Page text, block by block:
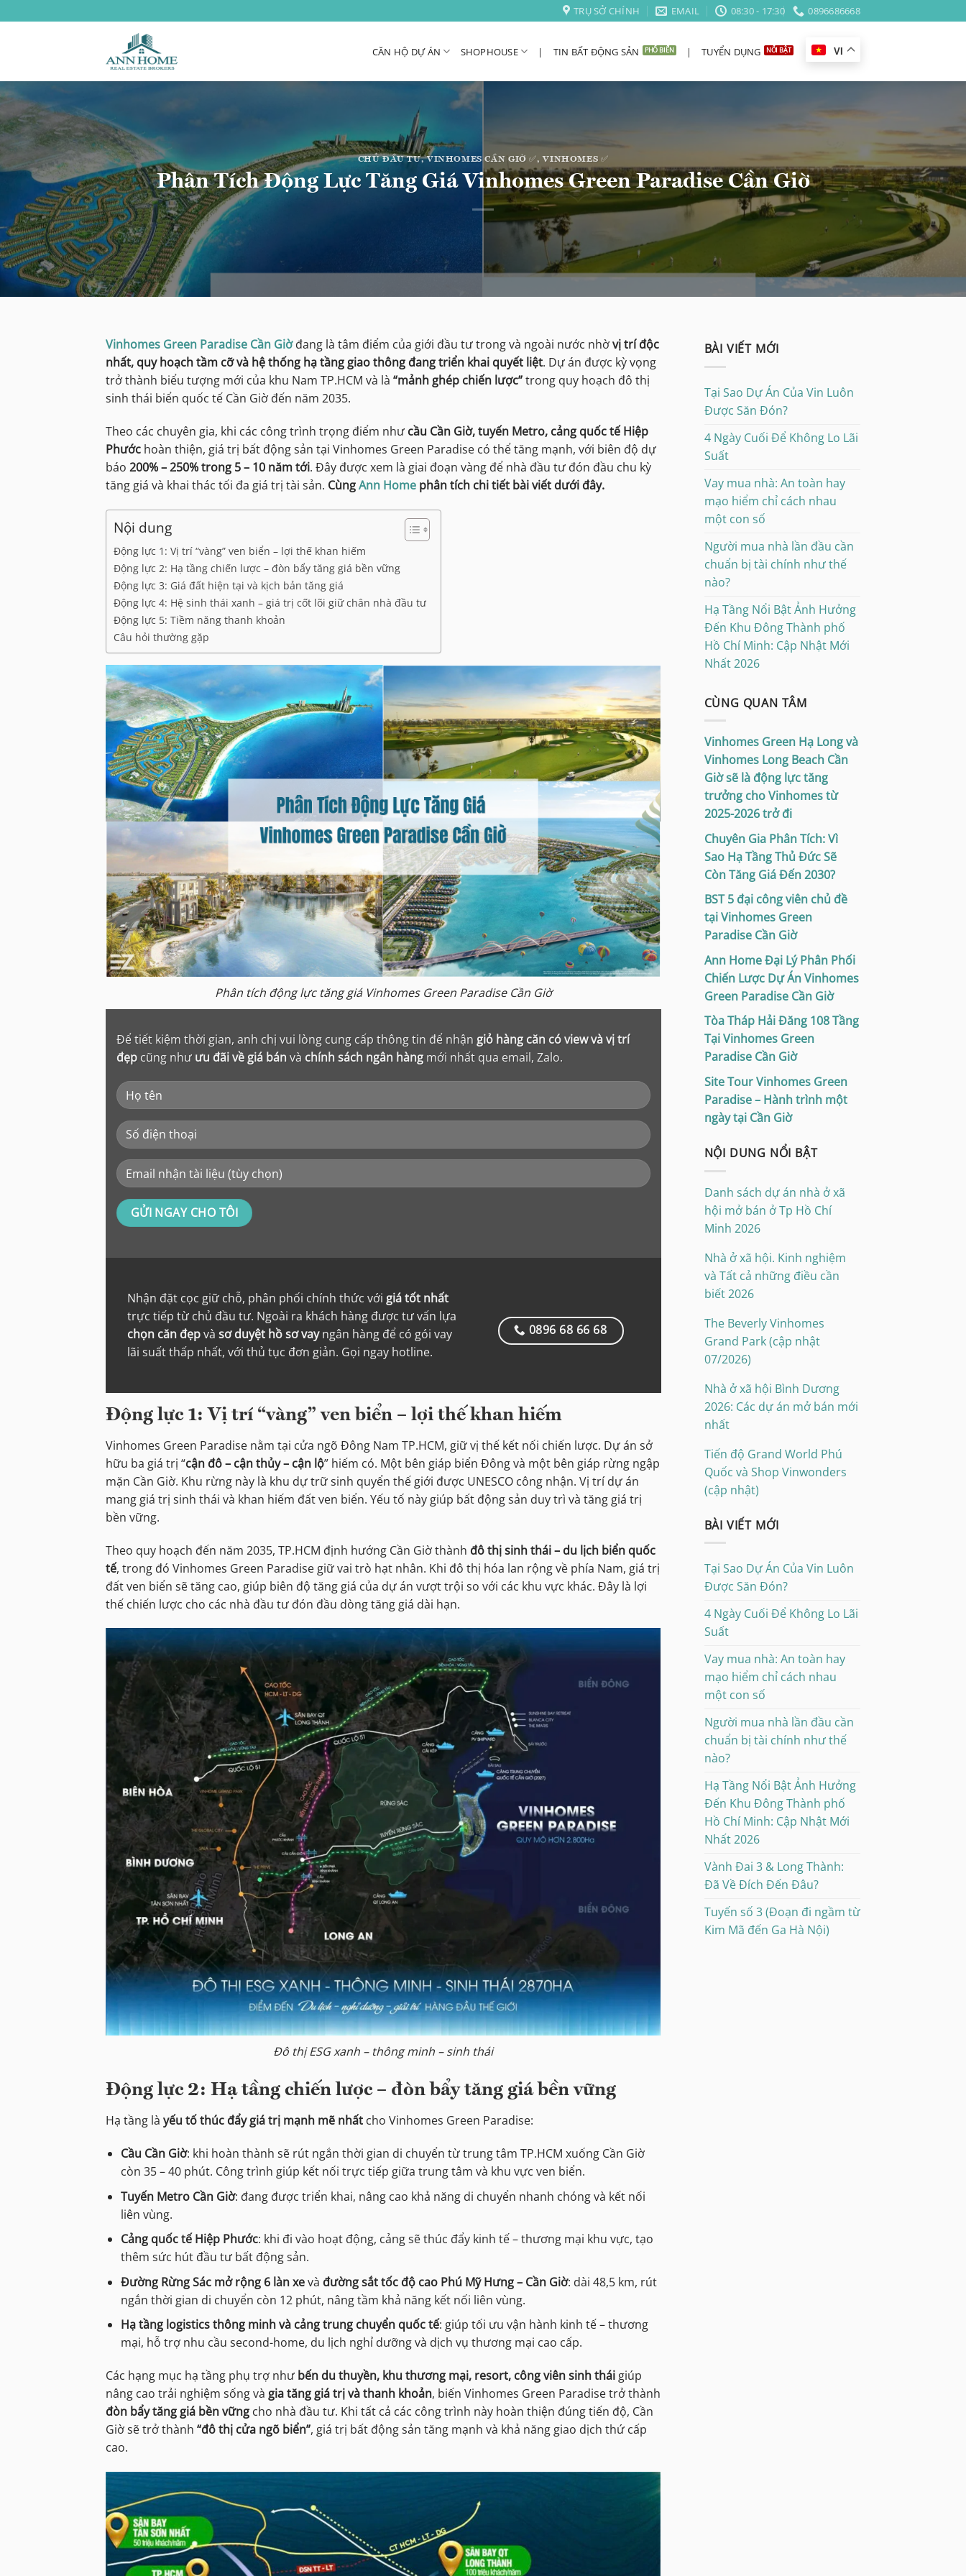
qua
TRỤ SỞ CHÍNH EMAIL 08:30 - 17:30 0896686668
CĂN HỘ DỰ ÁN SHOPHOUSE | TIN BẤT ĐỘNG SẢN | TUYỂN DỤNG VI
CHỦ ĐẦU TƯ,VINHOMES CẦN GIỜ ✅,VINHOMES ✅
Phân Tích Động Lực Tăng Giá Vinhomes Green Paradise Cần Giờ
Vinhomes Green Paradise Cần Giờđang là tâm điểm của giới đầu tư trong và ngoài nước nhờvị trí độc
nhất, quy hoạch tầm cỡ và hệ thống hạ tầng giao thông đang triển khai quyết liệt. Dự án được kỳ vọng
trở thành biểu tượng mới của khu Nam TP.HCM và là “mảnh ghép chiến lược”trong quy hoạch đô thị
sinh thái biển quốc tế Cần Giờ đến năm 2035.
Theo các chuyên gia, khi các công trình trọng điểm như cầu Cần Giờ, tuyến Metro, cảng quốc tế Hiệp
Phước hoàn thiện, giá trị bất động sản tại Vinhomes Green Paradise có thể tăng mạnh, với biên độ dự
báo 200% – 250% trong 5 – 10 năm tới. Đây được xem là giai đoạn vàng để nhà đầu tư đón đầu chu kỳ
tăng giá và khai thác tối đa giá trị tài sản. CùngAnn Home phân tích chi tiết bài viết dưới đây.
Nội dung
Động lực 1: Vị trí “vàng” ven biển – lợi thế khan hiếm
Động lực 2: Hạ tầng chiến lược – đòn bẩy tăng giá bền vững
Động lực 3: Giá đất hiện tại và kịch bản tăng giá
Động lực 4: Hệ sinh thái xanh – giá trị cốt lõi giữ chân nhà đầu tư
Động lực 5: Tiềm năng thanh khoản
Câu hỏi thường gặp
Phân tích động lực tăng giá Vinhomes Green Paradise Cần Giờ
Để tiết kiệm thời gian, anh chị vui lòng cung cấp thông tin để nhận giỏ hàng căn có view và vị trí
đẹp cũng như ưu đãi về giá bán và chính sách ngân hàng mới nhất qua email, Zalo.
Nhận đặt cọc giữ chỗ, phân phối chính thức với giá tốt nhất
trực tiếp từ chủ đầu tư. Ngoài ra khách hàng được tư vấn lựa
chọn căn đẹpvà sơ duyệt hồ sơ vayngân hàng để có gói vay
lãi suất thấp nhất, với thủ tục đơn giản. Gọi ngay hotline.
0896 68 66 68
Động lực 1: Vị trí “vàng” ven biển – lợi thế khan hiếm
Vinhomes Green Paradise nằm tại cửa ngõ Đông Nam TP.HCM, giữ vị thế kết nối chiến lược. Dự án sở
hữu ba giá trị “cận đô – cận thủy – cận lộ” hiếm có. Một bên giáp biển Đông và một bên giáp rừng ngập
mặn Cần Giờ. Khu rừng này là khu dự trữ sinh quyển thế giới được UNESCO công nhận. Vị trí dự án
mang giá trị sinh thái và khan hiếm đất ven biển. Yếu tố này giúp bất động sản duy trì và tăng giá trị
bền vững.
Theo quy hoạch đến năm 2035, TP.HCM định hướng Cần Giờ thành đô thị sinh thái – du lịch biển quốc
tế, trong đó Vinhomes Green Paradise giữ vai trò hạt nhân. Khi đô thị hóa lan rộng về phía Nam, giá trị
đất ven biển sẽ tăng cao, giúp biên độ tăng giá của dự án vượt trội so với các khu vực khác. Đây là lợi
thế chiến lược cho các nhà đầu tư đón đầu dòng tăng giá dài hạn.
Đô thị ESG xanh – thông minh – sinh thái
Động lực 2: Hạ tầng chiến lược – đòn bẩy tăng giá bền vững
Hạ tầng là yếu tố thúc đẩy giá trị mạnh mẽ nhất cho Vinhomes Green Paradise:
Cầu Cần Giờ: khi hoàn thành sẽ rút ngắn thời gian di chuyển từ trung tâm TP.HCM xuống Cần Giờ
còn 35 – 40 phút. Công trình giúp kết nối trực tiếp giữa trung tâm và khu vực ven biển.
Tuyến Metro Cần Giờ: đang được triển khai, nâng cao khả năng di chuyển nhanh chóng và kết nối
liên vùng.
Cảng quốc tế Hiệp Phước: khi đi vào hoạt động, cảng sẽ thúc đẩy kinh tế – thương mại khu vực, tạo
thêm sức hút đầu tư bất động sản.
Đường Rừng Sác mở rộng 6 làn xevà đường sắt tốc độ cao Phú Mỹ Hưng – Cần Giờ: dài 48,5 km, rút
ngắn thời gian di chuyển còn 12 phút, nâng tầm khả năng kết nối liên vùng.
Hạ tầng logistics thông minh và cảng trung chuyển quốc tế: giúp tối ưu vận hành kinh tế – thương
mại, hỗ trợ nhu cầu second-home, du lịch nghỉ dưỡng và dịch vụ thương mại cao cấp.
Các hạng mục hạ tầng phụ trợ như bến du thuyền, khu thương mại, resort, công viên sinh thái giúp
nâng cao trải nghiệm sống và gia tăng giá trị và thanh khoản, biến Vinhomes Green Paradise trở thành
đòn bẩy tăng giá bền vững cho nhà đầu tư. Khi tất cả các công trình này hoàn thiện đúng tiến độ, Cần
Giờ sẽ trở thành “đô thị cửa ngõ biển”, giá trị bất động sản tăng mạnh và khả năng giao dịch thứ cấp
cao.
BÀI VIẾT MỚI
Tại Sao Dự Án Của Vin Luôn
Được Săn Đón?
4 Ngày Cuối Để Không Lo Lãi
Suất
Vay mua nhà: An toàn hay
mạo hiểm chỉ cách nhau
một con số
Người mua nhà lần đầu cần
chuẩn bị tài chính như thế
nào?
Hạ Tầng Nổi Bật Ảnh Hưởng
Đến Khu Đông Thành phố
Hồ Chí Minh: Cập Nhật Mới
Nhất 2026
CÙNG QUAN TÂM
Vinhomes Green Hạ Long và
Vinhomes Long Beach Cần
Giờ sẽ là động lực tăng
trưởng cho Vinhomes từ
2025-2026 trở đi
Chuyên Gia Phân Tích: Vì
Sao Hạ Tầng Thủ Đức Sẽ
Còn Tăng Giá Đến 2030?
BST 5 đại công viên chủ đề
tại Vinhomes Green
Paradise Cần Giờ
Ann Home Đại Lý Phân Phối
Chiến Lược Dự Án Vinhomes
Green Paradise Cần Giờ
Tòa Tháp Hải Đăng 108 Tầng
Tại Vinhomes Green
Paradise Cần Giờ
Site Tour Vinhomes Green
Paradise – Hành trình một
ngày tại Cần Giờ
NỘI DUNG NỔI BẬT
Danh sách dự án nhà ở xã
hội mở bán ở Tp Hồ Chí
Minh 2026
Nhà ở xã hội. Kinh nghiệm
và Tất cả những điều cần
biết 2026
The Beverly Vinhomes
Grand Park (cập nhật
07/2026)
Nhà ở xã hội Bình Dương
2026: Các dự án mở bán mới
nhất
Tiến độ Grand World Phú
Quốc và Shop Vinwonders
(cập nhật)
BÀI VIẾT MỚI
Tại Sao Dự Án Của Vin Luôn
Được Săn Đón?
4 Ngày Cuối Để Không Lo Lãi
Suất
Vay mua nhà: An toàn hay
mạo hiểm chỉ cách nhau
một con số
Người mua nhà lần đầu cần
chuẩn bị tài chính như thế
nào?
Hạ Tầng Nổi Bật Ảnh Hưởng
Đến Khu Đông Thành phố
Hồ Chí Minh: Cập Nhật Mới
Nhất 2026
Vành Đai 3 & Long Thành:
Đã Về Đích Đến Đâu?
Tuyến số 3 (Đoạn đi ngầm từ
Kim Mã đến Ga Hà Nội)